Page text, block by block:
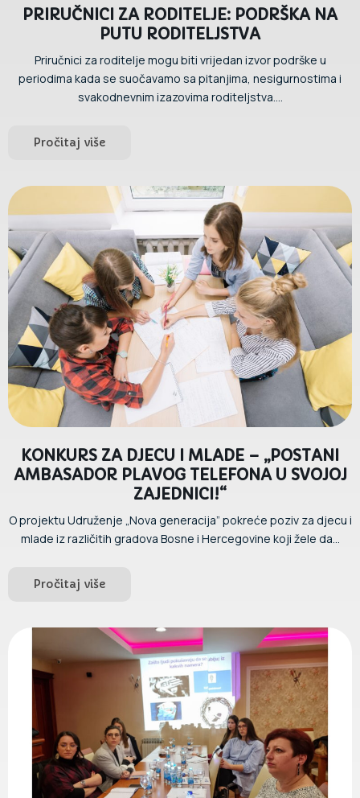
PRIRUČNICI ZA RODITELJE: PODRŠKA NA
PUTU RODITELJSTVA
Priručnici za roditelje mogu biti vrijedan izvor podrške u
periodima kada se suočavamo sa pitanjima, nesigurnostima i
svakodnevnim izazovima roditeljstva....
Pročitaj više
KONKURS ZA DJECU I MLADE – „POSTANI
AMBASADOR PLAVOG TELEFONA U SVOJOJ
ZAJEDNICI!“
O projektu Udruženje „Nova generacija” pokreće poziv za djecu i
mlade iz različitih gradova Bosne i Hercegovine koji žele da...
Pročitaj više